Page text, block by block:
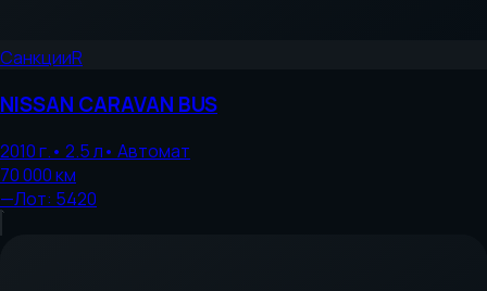
СанкцииR
NISSAN CARAVAN BUS
2010г.• 2.5л• Автомат
70 000км
—Лот: 5420